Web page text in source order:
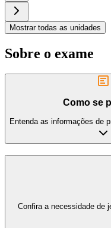
Mostrar todas as unidades
Sobre o exame
Como se
Entenda as informações de
Confira a necessidade de